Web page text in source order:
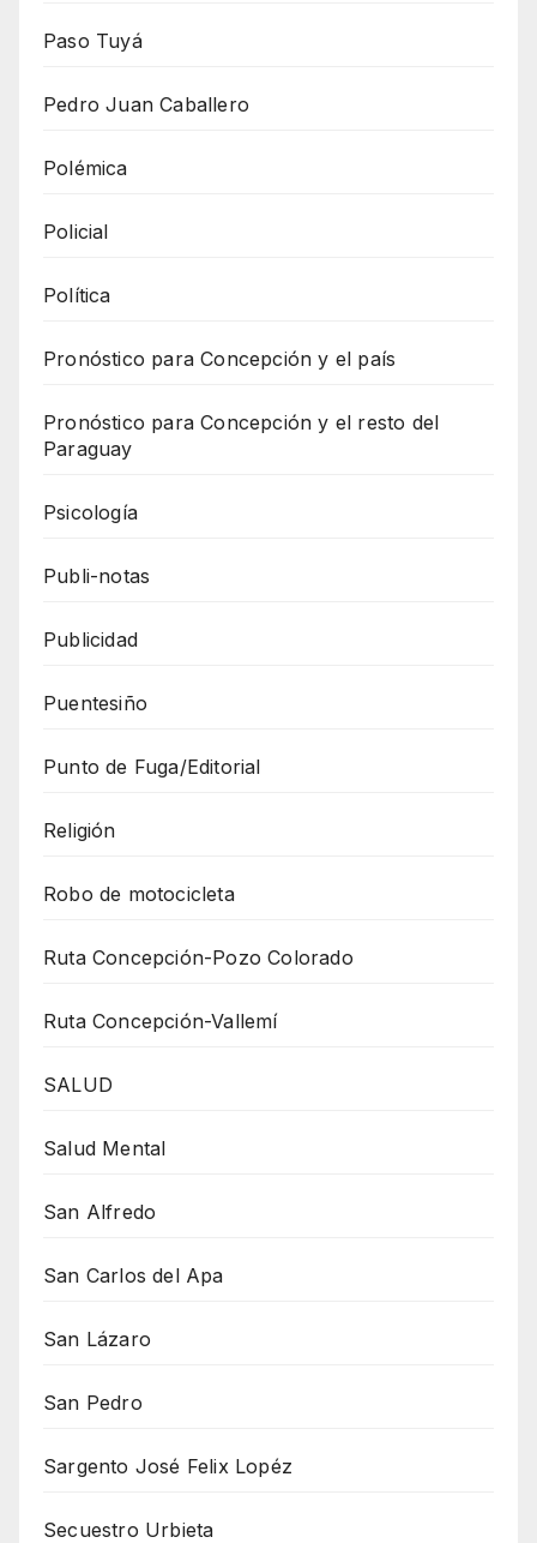
Paso Tuyá
Pedro Juan Caballero
Polémica
Policial
Política
Pronóstico para Concepción y el país
Pronóstico para Concepción y el resto del
Paraguay
Psicología
Publi-notas
Publicidad
Puentesiño
Punto de Fuga/Editorial
Religión
Robo de motocicleta
Ruta Concepción-Pozo Colorado
Ruta Concepción-Vallemí
SALUD
Salud Mental
San Alfredo
San Carlos del Apa
San Lázaro
San Pedro
Sargento José Felix Lopéz
Secuestro Urbieta